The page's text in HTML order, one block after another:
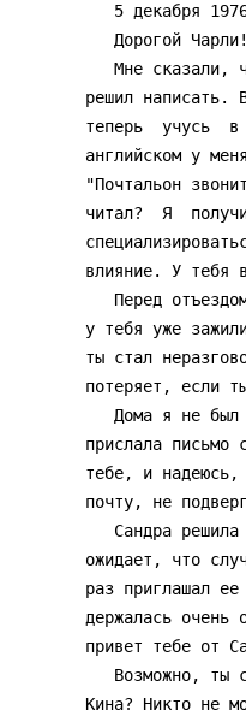
решил написать.
теперь  учусь
английском у
"Почтальон
читал?  Я
влияние. У тебя
у тебя уже
ты стал
потеряет, если
прислала письмо
тебе, и надеюсь,
почту, не
ожидает, что
раз приглашал
держалась очень
привет тебе от
Кина? Никто не